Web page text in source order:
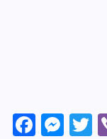
F
M T